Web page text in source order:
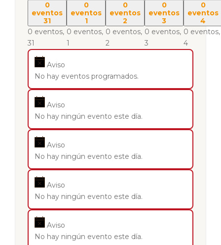
0
eventos
31
0 eventos,
31
0
eventos
1
0 eventos,
1
0
eventos
2
0 eventos,
2
0
eventos
3
0 eventos,
3
0
eventos
4
0 eventos,
4
Aviso
No hay eventos programados.
Aviso
No hay ningún evento este día.
Aviso
No hay ningún evento este día.
Aviso
No hay ningún evento este día.
Aviso
No hay ningún evento este día.